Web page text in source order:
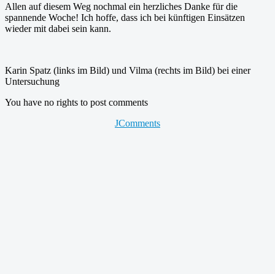
Allen auf diesem Weg nochmal ein herzliches Danke für die
spannende Woche! Ich hoffe, dass ich bei künftigen Einsätzen
wieder mit dabei sein kann.
Karin Spatz (links im Bild) und Vilma (rechts im Bild) bei einer
Untersuchung
You have no rights to post comments
JComments